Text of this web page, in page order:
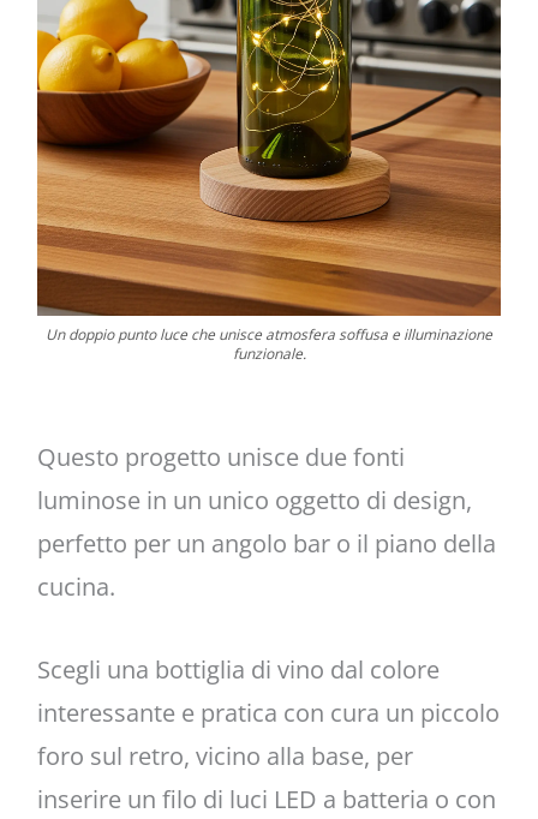
Un doppio punto luce che unisce atmosfera soffusa e illuminazione
funzionale.
Questo progetto unisce due fonti
luminose in un unico oggetto di design,
perfetto per un angolo bar o il piano della
cucina.
Scegli una bottiglia di vino dal colore
interessante e pratica con cura un piccolo
foro sul retro, vicino alla base, per
inserire un filo di luci LED a batteria o con